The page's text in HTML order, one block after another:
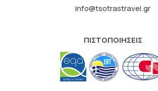
info@tsotrastravel.gr
ΠΙΣΤΟΠΟΙΗΣΕΙΣ